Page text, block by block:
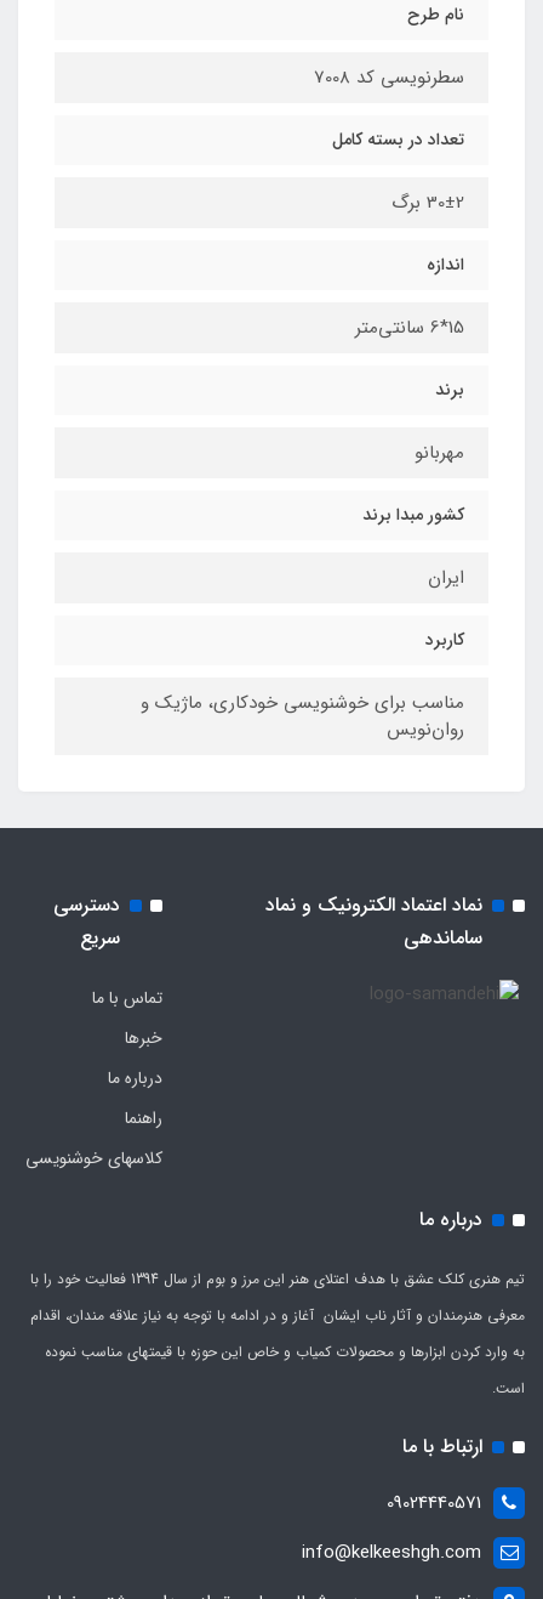
نام طرح
سطرنویسی کد 7008
تعداد در بسته کامل
30±2 برگ
اندازه
15*6 سانتی‌متر
برند
مهربانو
کشور مبدا برند
ایران
کاربرد
مناسب برای خوشنویسی خودکاری، ماژیک و
روان‌نویس
نماد اعتماد الکترونیک و نماد
ساماندهی
دسترسی
سریع
تماس با ما
خبرها
درباره ما
راهنما
کلاسهای خوشنویسی
درباره ما
تیم هنری کلک عشق با هدف اعتلای هنر این مرز و بوم از سال 1394 فعالیت خود را با
معرفی هنرمندان و آثار ناب ایشان آغاز و در ادامه با توجه به نیاز علاقه مندان، اقدام
به وارد کردن ابزارها و محصولات کمیاب و خاص این حوزه با قیمتهای مناسب نموده
است.
ارتباط با ما
09024440571
info@kelkeeshgh.com